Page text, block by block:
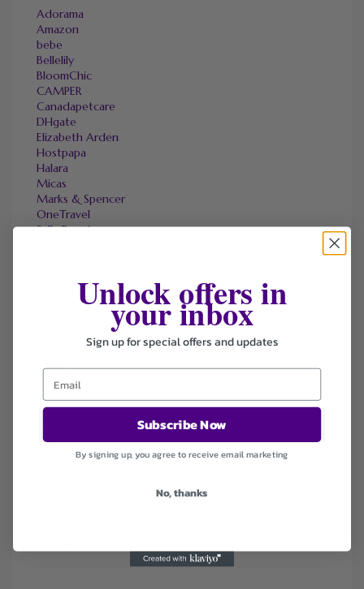
Adorama
Amazon
bebe
Bellelily
BloomChic
CAMPER
Canadapetcare
DHgate
Elizabeth Arden
Hostpapa
Halara
Micas
Marks & Spencer
OneTravel
Sally Beauty
FAVOURITE STORES
Ali Express
ChicMe
Dell Refurbished Computers
Jos A. Bank
Unlock offers in
your inbox
Sign up for special offers and updates
Subscribe Now
By signing up, you agree to receive email marketing
No, thanks